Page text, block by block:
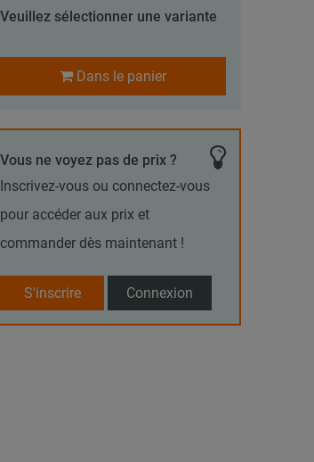
Veuillez sélectionner une variante
Dans le panier
Vous ne voyez pas de prix ?
Inscrivez-vous ou connectez-vous
pour accéder aux prix et
commander dès maintenant !
S'inscrire Connexion